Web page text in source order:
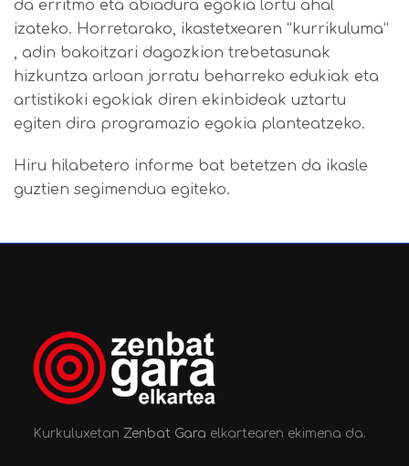
da erritmo eta abiadura egokia lortu ahal
izateko. Horretarako, ikastetxearen “kurrikuluma”
, adin bakoitzari dagozkion trebetasunak
hizkuntza arloan jorratu beharreko edukiak eta
artistikoki egokiak diren ekinbideak uztartu
egiten dira programazio egokia planteatzeko.
Hiru hilabetero informe bat betetzen da ikasle
guztien segimendua egiteko.
KurkuluxetanZenbat Gara elkartearen ekimena da.